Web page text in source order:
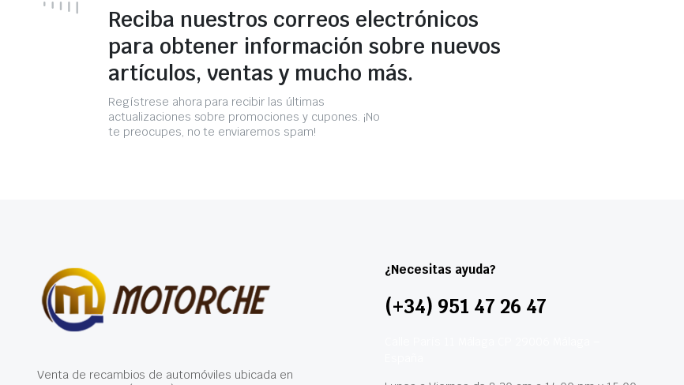
Reciba nuestros correos electrónicos
para obtener información sobre nuevos
artículos, ventas y mucho más.
Regístrese ahora para recibir las últimas
actualizaciones sobre promociones y cupones. ¡No
te preocupes, no te enviaremos spam!
Venta de recambios de automóviles ubicada en
¿Necesitas ayuda?
(+34) 951 47 26 47